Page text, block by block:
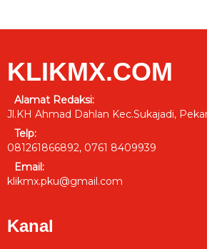
KLIKMX.COM
Alamat Redaksi:
Jl.KH Ahmad Dahlan Kec.Sukajadi,
Telp:
081261866892, 0761 8409939
Email:
klikmx.pku@gmail.com
Kanal